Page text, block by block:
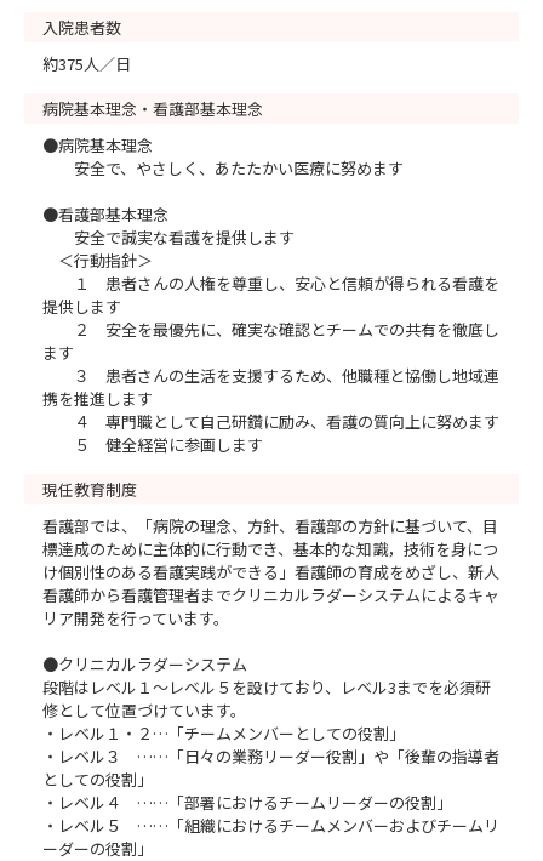
入院患者数
約375人／日
病院基本理念・看護部基本理念
●病院基本理念
安全で、やさしく、あたたかい医療に努めます
●看護部基本理念
安全で誠実な看護を提供します
＜行動指針＞
１ 患者さんの人権を尊重し、安心と信頼が得られる看護を
提供します
２ 安全を最優先に、確実な確認とチームでの共有を徹底し
ます
３ 患者さんの生活を支援するため、他職種と協働し地域連
携を推進します
４ 専門職として自己研鑽に励み、看護の質向上に努めます
５ 健全経営に参画します
現任教育制度
看護部では、「病院の理念、方針、看護部の方針に基づいて、目
標達成のために主体的に行動でき、基本的な知識，技術を身につ
け個別性のある看護実践ができる」看護師の育成をめざし、新人
看護師から看護管理者までクリニカルラダーシステムによるキャ
リア開発を行っています。
●クリニカルラダーシステム
段階はレベル１～レベル５を設けており、レベル3までを必須研
修として位置づけています。
・レベル１・２…「チームメンバーとしての役割」
・レベル３ ……「日々の業務リーダー役割」や「後輩の指導者
としての役割」
・レベル４ ……「部署におけるチームリーダーの役割」
・レベル５ ……「組織におけるチームメンバーおよびチームリ
ーダーの役割」